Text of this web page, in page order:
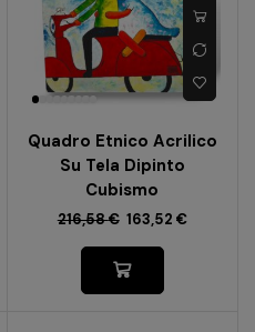
Quadro Etnico Acrilico
Su Tela Dipinto
Cubismo
216,58€ 163,52 €